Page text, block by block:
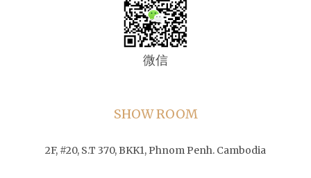
微信
SHOW ROOM
2F, #20, S.T 370, BKK1, Phnom Penh. Cambodia